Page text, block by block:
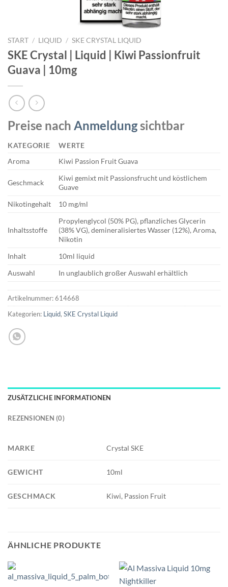
START / LIQUID / SKE CRYSTAL LIQUID
SKE Crystal | Liquid | Kiwi Passionfruit
Guava | 10mg
Preise nach Anmeldungsichtbar
KATEGORIE
WERTE
Aroma
Kiwi Passion Fruit Guava
Geschmack
Kiwi gemixt mit Passionsfrucht und köstlichem
Guave
Nikotingehalt
10 mg/ml
Inhaltsstoffe
Propylenglycol (50% PG), pflanzliches Glycerin
(38% VG), demineralisiertes Wasser (12%), Aroma,
Nikotin
Inhalt
10ml liquid
Auswahl
In unglaublich großer Auswahl erhältlich
Artikelnummer:614668
Kategorien: Liquid, SKE Crystal Liquid
ZUSÄTZLICHE INFORMATIONEN
REZENSIONEN (0)
MARKE Crystal SKE
GEWICHT 10ml
GESCHMACK Kiwi, Passion Fruit
ÄHNLICHE PRODUKTE